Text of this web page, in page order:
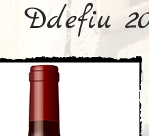
Ddefiu